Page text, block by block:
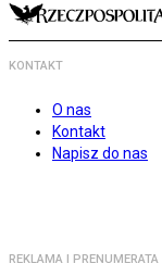
KONTAKT
O nas
Kontakt
Napisz do nas
REKLAMA I PRENUMERATA